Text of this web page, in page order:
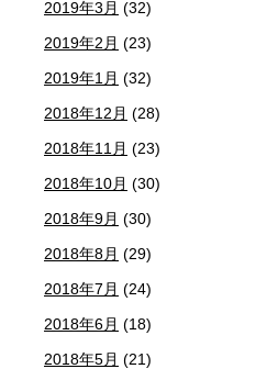
2019年3月 (32)
2019年2月 (23)
2019年1月 (32)
2018年12月 (28)
2018年11月 (23)
2018年10月 (30)
2018年9月 (30)
2018年8月 (29)
2018年7月 (24)
2018年6月 (18)
2018年5月 (21)